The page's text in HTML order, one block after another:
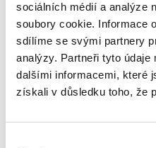
sociálních médií a analýze
soubory cookie. Informace
sdílíme se svými partnery
analýzy. Partneři tyto údaje
dalšími informacemi, které
získali v důsledku toho, že